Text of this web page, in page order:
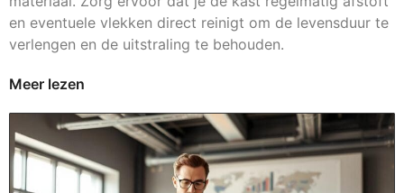
en eventuele vlekken direct reinigt om de levensduur te
verlengen en de uitstraling te behouden.
Meer lezen